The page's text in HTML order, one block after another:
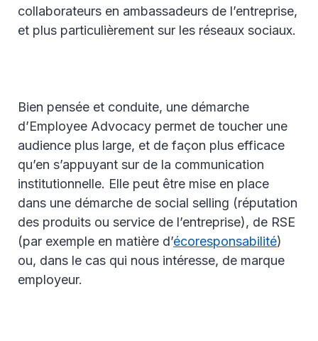
collaborateurs en ambassadeurs de l’entreprise,
et plus particulièrement sur les réseaux sociaux.
Bien pensée et conduite, une démarche
d’Employee Advocacy permet de toucher une
audience plus large, et de façon plus efficace
qu’en s’appuyant sur de la communication
institutionnelle. Elle peut être mise en place
dans une démarche de social selling (réputation
des produits ou service de l’entreprise), de RSE
(par exemple en matière d’écoresponsabilité)
ou, dans le cas qui nous intéresse, de marque
employeur.